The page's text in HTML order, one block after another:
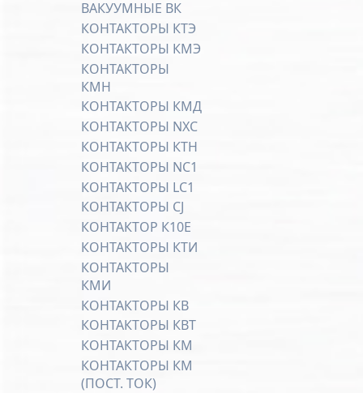
ВАКУУМНЫЕ ВК
КОНТАКТОРЫ КТЭ
КОНТАКТОРЫ КМЭ
КОНТАКТОРЫ
КМН
КОНТАКТОРЫ КМД
КОНТАКТОРЫ NXC
КОНТАКТОРЫ КТН
КОНТАКТОРЫ NC1
КОНТАКТОРЫ LC1
КОНТАКТОРЫ CJ
КОНТАКТОР К10Е
КОНТАКТОРЫ КТИ
КОНТАКТОРЫ
КМИ
КОНТАКТОРЫ КВ
КОНТАКТОРЫ КВТ
КОНТАКТОРЫ КМ
КОНТАКТОРЫ КМ
(ПОСТ. ТОК)